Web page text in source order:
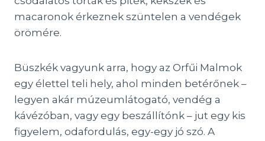
macaronok érkeznek szüntelen a vendégek
örömére.
Büszkék vagyunk arra, hogy az Orfűi Malmok
egy élettel teli hely, ahol minden betérőnek –
legyen akár múzeumlátogató, vendég a
kávézóban, vagy egy beszállítónk – jut egy kis
figyelem, odafordulás, egy-egy jó szó. A